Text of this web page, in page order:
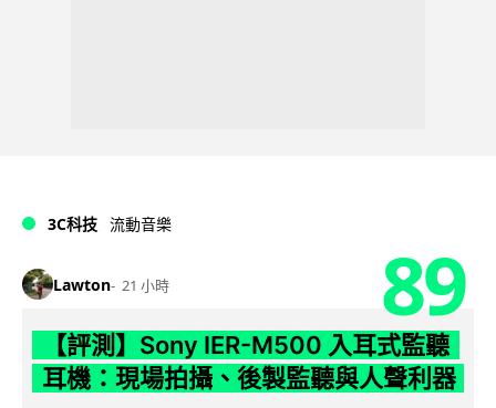
3C科技 流動音樂
Lawton 21 小時 89
【評測】Sony IER-M500 入耳式監聽
耳機：現場拍攝、後製監聽與人聲利器